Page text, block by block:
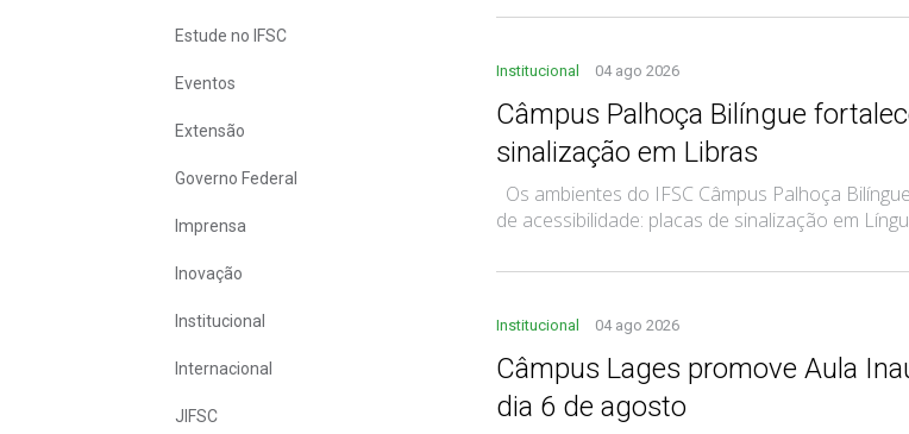
Estude no IFSC
Eventos
Extensão
Governo Federal
Imprensa
Inovação
Institucional
Internacional
JIFSC
Institucional 04 ago 2026
Câmpus Palhoça Bilíngue
sinalização em Libras
Os ambientes do IFSC Câmpus Palhoça
de acessibilidade: placas de sinalização em
Institucional 04 ago 2026
Câmpus Lages promove Aula
dia 6 de agosto